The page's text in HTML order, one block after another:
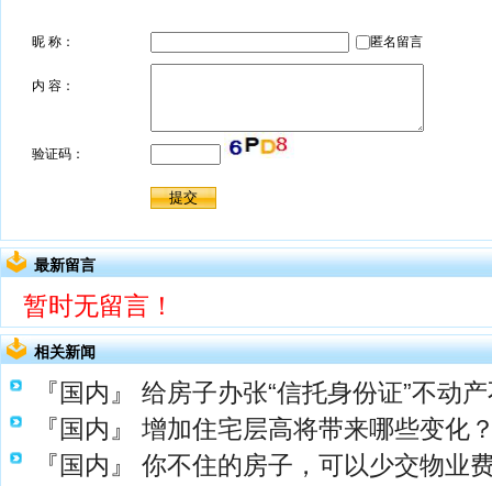
最新留言
暂时无留言！
相关新闻
『国内』
给房子办张“信托身份证”不动
『国内』
增加住宅层高将带来哪些变化
『国内』
你不住的房子，可以少交物业